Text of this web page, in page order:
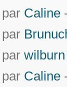
Caline
wilburn
Caline